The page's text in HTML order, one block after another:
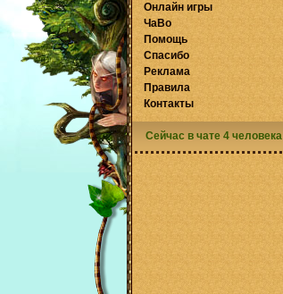
Онлайн игры
ЧаВо
Помощь
Спасибо
Реклама
Правила
Контакты
Сейчас в чате 4 человека